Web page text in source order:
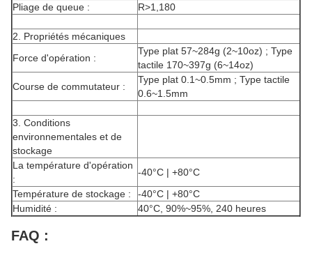
Pliage de queue :
R>1,180
2. Propriétés mécaniques
Force d'opération :
Type plat 57~284g (2~10oz) ; Type
tactile 170~397g (6~14oz)
Course de commutateur :
Type plat 0.1~0.5mm ; Type tactile
0.6~1.5mm
3. Conditions
environnementales et de
stockage
La température d'opération
:
-40°C | +80°C
Température de stockage :
-40°C | +80°C
Humidité :
40°C, 90%~95%, 240 heures
FAQ :